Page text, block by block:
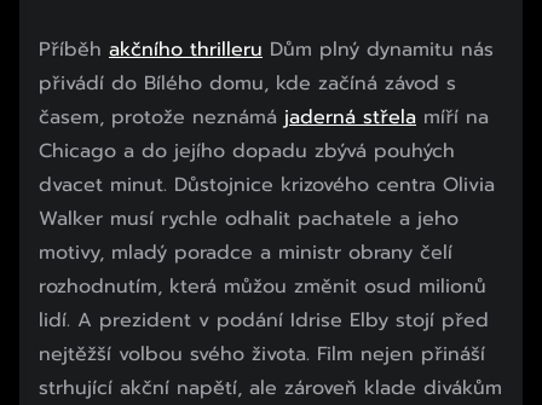
Příběh akčního thrilleru Dům plný dynamitu nás
přivádí do Bílého domu, kde začíná závod s
časem, protože neznámá jaderná střela míří na
Chicago a do jejího dopadu zbývá pouhých
dvacet minut. Důstojnice krizového centra Olivia
Walker musí rychle odhalit pachatele a jeho
motivy, mladý poradce a ministr obrany čelí
rozhodnutím, která můžou změnit osud milionů
lidí. A prezident v podání Idrise Elby stojí před
nejtěžší volbou svého života. Film nejen přináší
strhující akční napětí, ale zároveň klade divákům